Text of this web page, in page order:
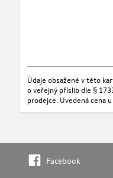
Údaje obsažené v této
o veřejný příslib dle §
prodejce. Uvedená cena
Facebook